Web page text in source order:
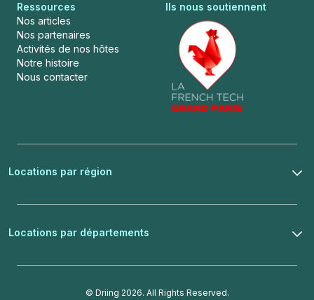
Ressources
Nos articles
Nos partenaires
Activités de nos hôtes
Notre histoire
Nous contacter
Ils nous soutiennent
Locations par région
Locations par départements
© Driing 2026. All Rights Reserved.